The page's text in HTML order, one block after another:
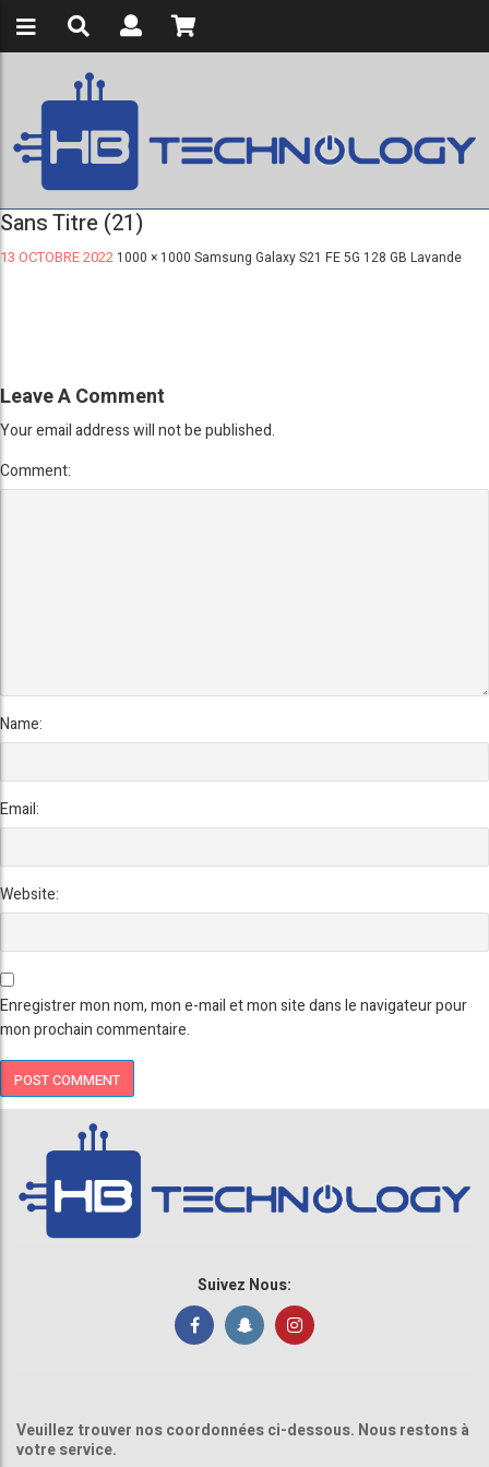
Sans Titre (21)
13 OCTOBRE 2022 1000 × 1000 Samsung Galaxy S21 FE 5G 128 GB Lavande
Leave A Comment
Your email address will not be published.
Comment:
Name:
Email:
Website:
Enregistrer mon nom, mon e-mail et mon site dans le navigateur pour
mon prochain commentaire.
Suivez Nous:
Veuillez trouver nos coordonnées ci-dessous. Nous restons à
votre service.